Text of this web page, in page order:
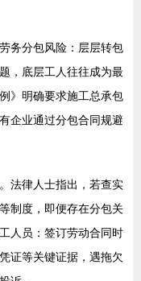
务分包风险：层层转包
，底层工人往往成为最
》明确要求施工总承包
企业通过分包合同规避
法律人士指出，若查实
制度，即便存在分包关
人员：签订劳动合同时
证等关键证据，遇拖欠